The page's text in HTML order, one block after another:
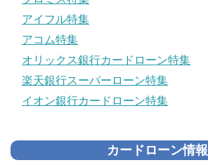
アイフル特集
アコム特集
オリックス銀行カードローン特集
楽天銀行スーパーローン特集
イオン銀行カードローン特集
カードローン情報